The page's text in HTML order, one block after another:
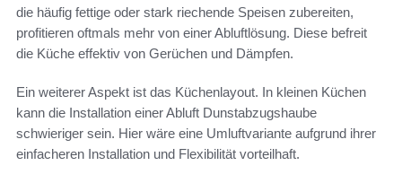
die häufig fettige oder stark riechende Speisen zubereiten,
profitieren oftmals mehr von einer Abluftlösung. Diese befreit
die Küche effektiv von Gerüchen und Dämpfen.
Ein weiterer Aspekt ist das Küchenlayout. In kleinen Küchen
kann die Installation einer Abluft Dunstabzugshaube
schwieriger sein. Hier wäre eine Umluftvariante aufgrund ihrer
einfacheren Installation und Flexibilität vorteilhaft.